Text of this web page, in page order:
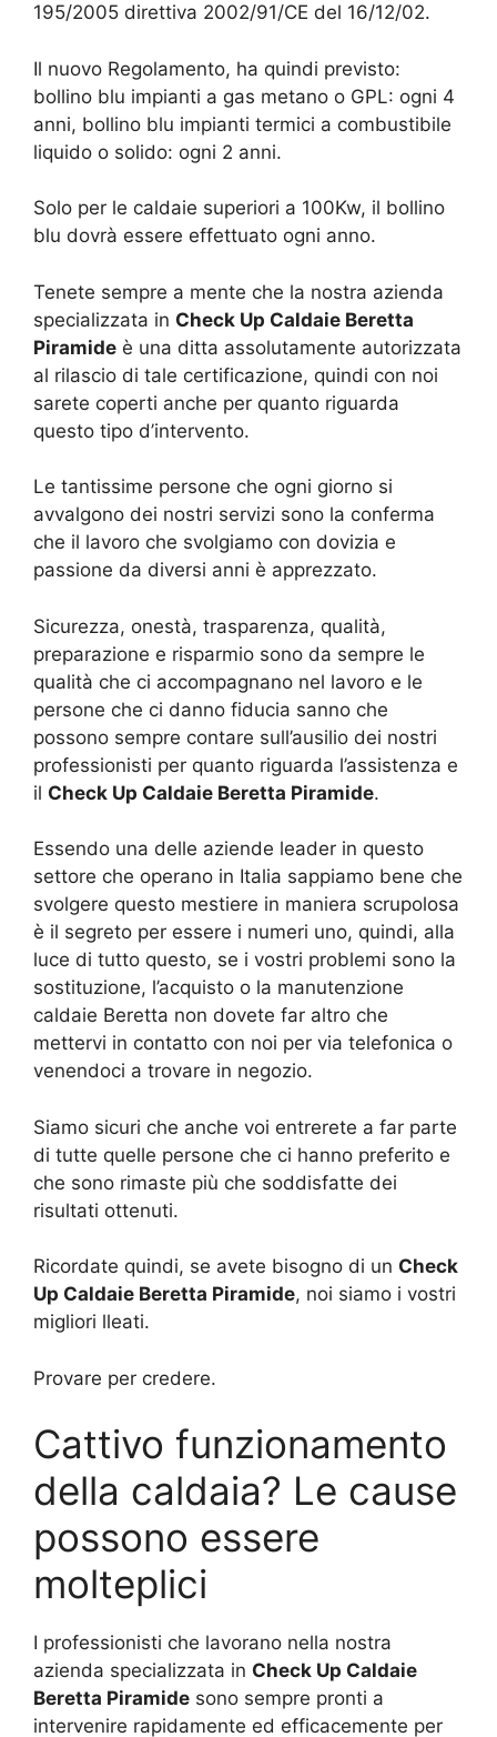
195/2005 direttiva 2002/91/CE del 16/12/02.
Il nuovo Regolamento, ha quindi previsto:
bollino blu impianti a gas metano o GPL: ogni 4
anni, bollino blu impianti termici a combustibile
liquido o solido: ogni 2 anni.
Solo per le caldaie superiori a 100Kw, il bollino
blu dovrà essere effettuato ogni anno.
Tenete sempre a mente che la nostra azienda
specializzata in Check Up Caldaie Beretta
Piramide è una ditta assolutamente autorizzata
al rilascio di tale certificazione, quindi con noi
sarete coperti anche per quanto riguarda
questo tipo d’intervento.
Le tantissime persone che ogni giorno si
avvalgono dei nostri servizi sono la conferma
che il lavoro che svolgiamo con dovizia e
passione da diversi anni è apprezzato.
Sicurezza, onestà, trasparenza, qualità,
preparazione e risparmio sono da sempre le
qualità che ci accompagnano nel lavoro e le
persone che ci danno fiducia sanno che
possono sempre contare sull’ausilio dei nostri
professionisti per quanto riguarda l’assistenza e
il Check Up Caldaie Beretta Piramide.
Essendo una delle aziende leader in questo
settore che operano in Italia sappiamo bene che
svolgere questo mestiere in maniera scrupolosa
è il segreto per essere i numeri uno, quindi, alla
luce di tutto questo, se i vostri problemi sono la
sostituzione, l’acquisto o la manutenzione
caldaie Beretta non dovete far altro che
mettervi in contatto con noi per via telefonica o
venendoci a trovare in negozio.
Siamo sicuri che anche voi entrerete a far parte
di tutte quelle persone che ci hanno preferito e
che sono rimaste più che soddisfatte dei
risultati ottenuti.
Ricordate quindi, se avete bisogno di un Check
Up Caldaie Beretta Piramide, noi siamo i vostri
migliori lleati.
Provare per credere.
Cattivo funzionamento
della caldaia? Le cause
possono essere
molteplici
I professionisti che lavorano nella nostra
azienda specializzata in Check Up Caldaie
Beretta Piramide sono sempre pronti a
intervenire rapidamente ed efficacemente per